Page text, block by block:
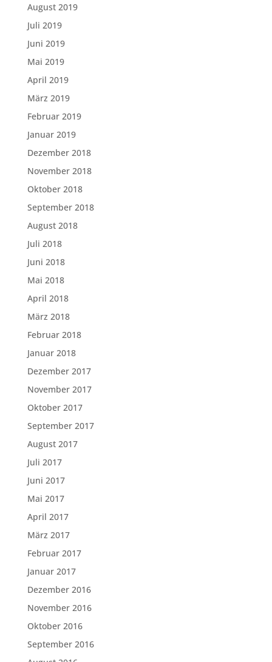
August 2019
Juli 2019
Juni 2019
Mai 2019
April 2019
März 2019
Februar 2019
Januar 2019
Dezember 2018
November 2018
Oktober 2018
September 2018
August 2018
Juli 2018
Juni 2018
Mai 2018
April 2018
März 2018
Februar 2018
Januar 2018
Dezember 2017
November 2017
Oktober 2017
September 2017
August 2017
Juli 2017
Juni 2017
Mai 2017
April 2017
März 2017
Februar 2017
Januar 2017
Dezember 2016
November 2016
Oktober 2016
September 2016